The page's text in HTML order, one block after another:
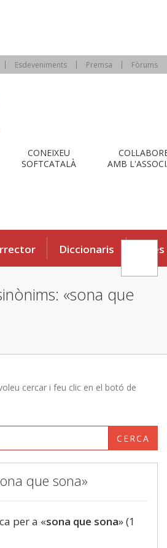
Esdeveniments Premsa Fòrums
CONEIXEU
SOFTCATALÀ
AMB
Diccionaris Eines
«sona que
cercar i feu clic en el botó de
CERCA
que sona»
per a «sona que sona» (1